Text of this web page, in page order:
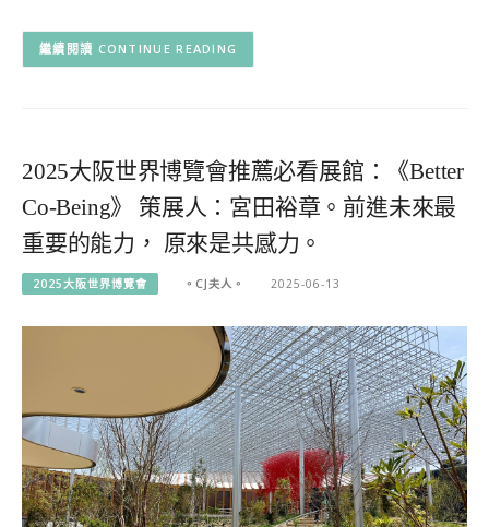
CONTINUE READING
2025大阪世界博覽會推薦必看展館：《Better
Co-Being》 策展人：宮田裕章。前進未來最
重要的能力， 原來是共感力。
2025大阪世界博覽會 。CJ夫人。 2025-06-13